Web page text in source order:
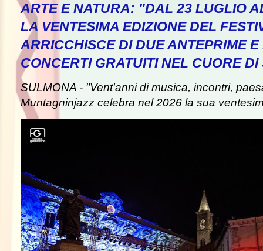
ARTE E NATURA: "DAL 23 LUGLIO
LA VENTESIMA EDIZIONE DEL
ARRICCHISCE DI DUE ANTEPRIME E
CONCERTI GRATUITI NEL CUORE
SULMONA - "Vent'anni di musica, incontri,
Muntagninjazz celebra nel 2026 la sua
IN EVIDENZA - Attentato a